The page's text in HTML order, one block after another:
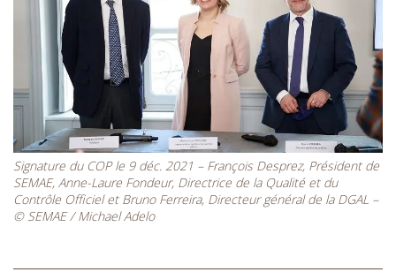
Signature du COP le 9 déc. 2021 – François Desprez, Président de
SEMAE, Anne-Laure Fondeur, Directrice de la Qualité et du
Contrôle Officiel et Bruno Ferreira, Directeur général de la DGAL –
© SEMAE / Michael Adelo